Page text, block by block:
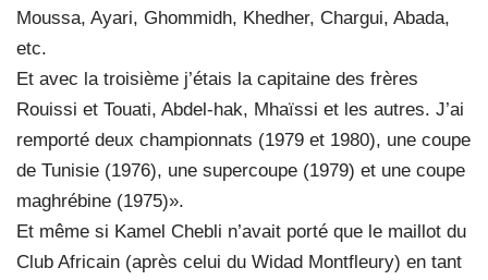
Moussa, Ayari, Ghommidh, Khedher, Chargui, Abada,
etc.
Et avec la troisième j’étais la capitaine des frères
Rouissi et Touati, Abdel-hak, Mhaïssi et les autres. J’ai
remporté deux championnats (1979 et 1980), une coupe
de Tunisie (1976), une supercoupe (1979) et une coupe
maghrébine (1975)».
Et même si Kamel Chebli n’avait porté que le maillot du
Club Africain (après celui du Widad Montfleury) en tant